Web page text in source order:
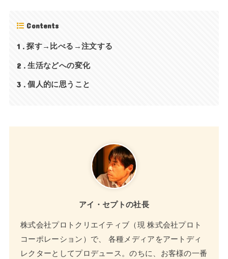
Contents
1 探す→比べる→注文する
2 生活などへの変化
3 個人的に思うこと
アイ・セプトの社長
株式会社プロトクリエイティブ（現 株式会社プロト
コーポレーション）で、 各種メディアをアートディ
レクターとしてプロデュース。のちに、お客様の一番